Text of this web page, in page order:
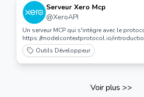
Serveur Xero Mcp
@XeroAPI
Un serveur MCP qui s'intègre avec le
https://modelcontextprotocol.io/
Outils Développeur
Voir plus >>